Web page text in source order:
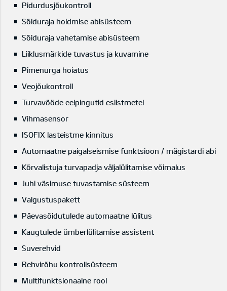
Pidurdusjõukontroll
Sõiduraja hoidmise abisüsteem
Sõiduraja vahetamise abisüsteem
Liiklusmärkide tuvastus ja kuvamine
Pimenurga hoiatus
Veojõukontroll
Turvavööde eelpingutid esiistmetel
Vihmasensor
ISOFIX lasteistme kinnitus
Automaatne paigalseismise funktsioon / mägistardi abi
Kõrvalistuja turvapadja väljalülitamise võimalus
Juhi väsimuse tuvastamise süsteem
Valgustuspakett
Päevasõidutulede automaatne lülitus
Kaugtulede ümberlülitamise assistent
Suverehvid
Rehvirõhu kontrollsüsteem
Multifunktsionaalne rool